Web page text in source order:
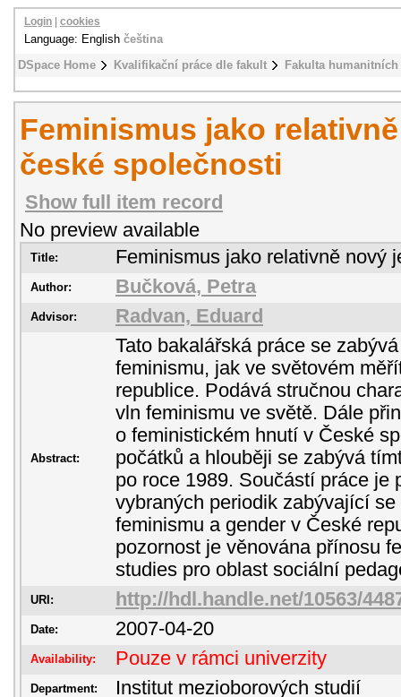
DSpace Home Kvalifikační práce dle fakult Fakulta
Login cookies
Language: English čeština
Feminismus jako
české společnosti
Show full item record
No preview available
Title: Feminismus jako relativně nový
Author: Bučková, Petra
Advisor: Radvan, Eduard
Abstract:
Tato bakalářská práce se
feminismu, jak ve světovém
republice. Podává stručnou
vln feminismu ve světě. Dále
o feministickém hnutí v České
počátků a hlouběji se zabývá
po roce 1989. Součástí práce je
vybraných periodik zabývající
feminismu a gender v České
pozornost je věnována přínosu
studies pro oblast sociální
URI: http://hdl.handle.net/10563/
Date: 2007-04-20
Availability: Pouze v rámci univerzity
Department: Institut mezioborových studií